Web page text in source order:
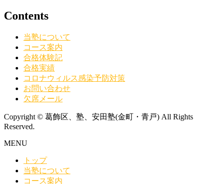
Contents
当塾について
コース案内
合格体験記
合格実績
コロナウィルス感染予防対策
お問い合わせ
欠席メール
Copyright © 葛飾区、塾、安田塾(金町・青戸) All Rights
Reserved.
MENU
トップ
当塾について
コース案内